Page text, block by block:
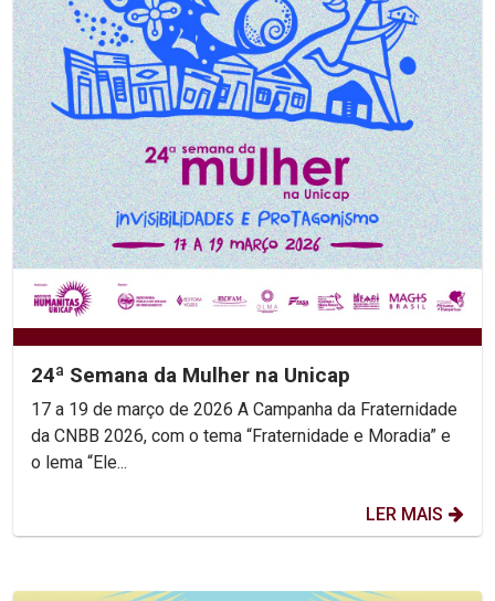
24ª Semana da Mulher na Unicap
17 a 19 de março de 2026 A Campanha da Fraternidade
da CNBB 2026, com o tema “Fraternidade e Moradia” e
o lema “Ele...
LER MAIS